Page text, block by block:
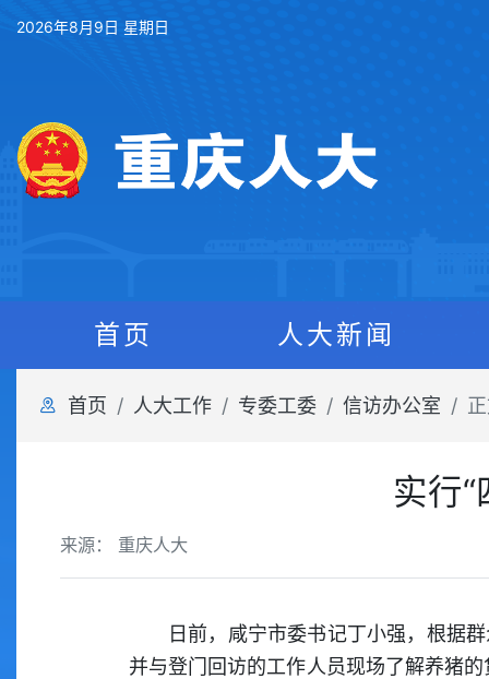
2026年8月9日 星期日
首页 人大新闻
首页 人大工作 专委工委 信访办公室
实行
来源： 重庆人大
日前，咸宁市委书记丁小强，根据
并与登门回访的工作人员现场了解养猪